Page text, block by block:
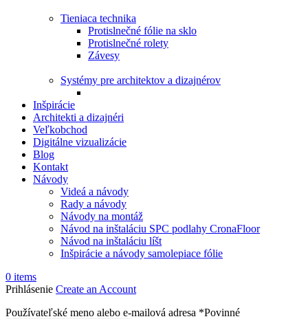
Tieniaca technika
Protislnečné fólie na sklo
Protislnečné rolety
Závesy
Systémy pre architektov a dizajnérov
Inšpirácie
Architekti a dizajnéri
Veľkobchod
Digitálne vizualizácie
Blog
Kontakt
Návody
Videá a návody
Rady a návody
Návody na montáž
Návod na inštaláciu SPC podlahy CronaFloor
Návod na inštaláciu líšt
Inšpirácie a návody samolepiace fólie
0 items
Prihlásenie Create an Account
Používateľské meno alebo e-mailová adresa *Povinné